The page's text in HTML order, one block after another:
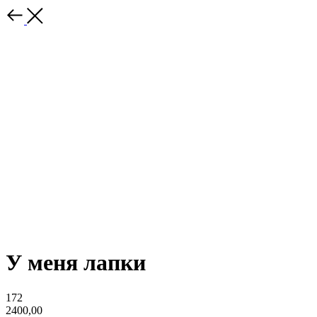
У меня лапки
172
2400,00